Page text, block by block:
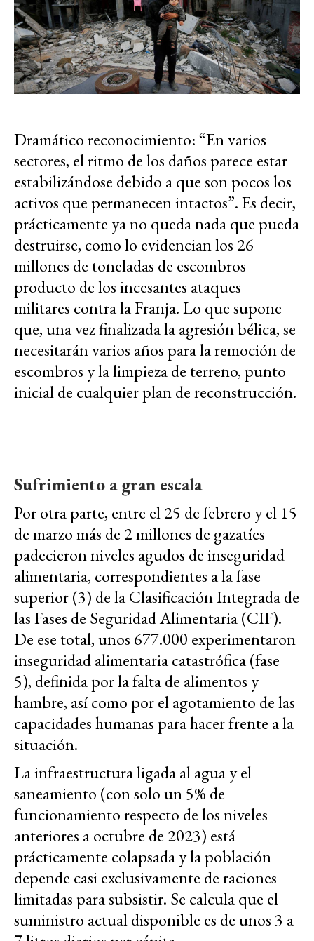
Dramático reconocimiento: “En varios
sectores, el ritmo de los daños parece estar
estabilizándose debido a que son pocos los
activos que permanecen intactos”. Es decir,
prácticamente ya no queda nada que pueda
destruirse, como lo evidencian los 26
millones de toneladas de escombros
producto de los incesantes ataques
militares contra la Franja. Lo que supone
que, una vez finalizada la agresión bélica, se
necesitarán varios años para la remoción de
escombros y la limpieza de terreno, punto
inicial de cualquier plan de reconstrucción.
Sufrimiento a gran escala
Por otra parte, entre el 25 de febrero y el 15
de marzo más de 2 millones de gazatíes
padecieron niveles agudos de inseguridad
alimentaria, correspondientes a la fase
superior (3) de la Clasificación Integrada de
las Fases de Seguridad Alimentaria (CIF).
De ese total, unos 677.000 experimentaron
inseguridad alimentaria catastrófica (fase
5), definida por la falta de alimentos y
hambre, así como por el agotamiento de las
capacidades humanas para hacer frente a la
situación.
La infraestructura ligada al agua y el
saneamiento (con solo un 5% de
funcionamiento respecto de los niveles
anteriores a octubre de 2023) está
prácticamente colapsada y la población
depende casi exclusivamente de raciones
limitadas para subsistir. Se calcula que el
suministro actual disponible es de unos 3 a